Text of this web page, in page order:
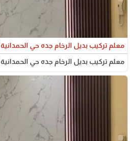
معلم تركيب بديل الرخام جده حي الحمدانية 0554612989
معلم تركيب بديل الرخام جده حي الحمدانية 0554612989